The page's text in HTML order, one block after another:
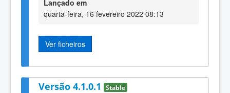
Lançado em
quarta-feira, 16 fevereiro 2022 08:13
Ver ficheiros
Versão 4.1.0.1 Stable